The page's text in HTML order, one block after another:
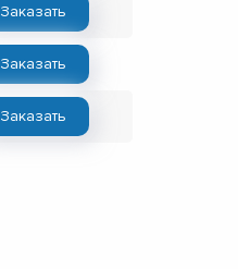
Заказать
Заказать
Заказать